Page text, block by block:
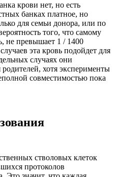
крови нет, но есть
банках платное, но
для семьи донора, или по
того, что самому
не превышает 1 / 1400
эта кровь подойдет для
случаях они
родителей, хотя эксперименты
совместимостью пока
стволовых клеток
протоколов